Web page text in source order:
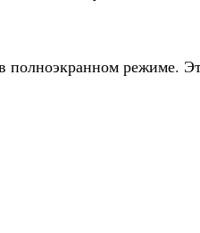
полноэкранном режиме.